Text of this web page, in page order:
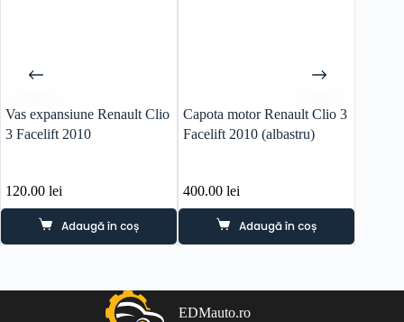
Vas expansiune Renault Clio
3 Facelift 2010
120.00 lei
Adaugă în coș
Capota motor Renault Clio 3
Facelift 2010 (albastru)
400.00lei
Adaugă în coș
EDMauto.ro